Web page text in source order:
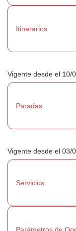
Itinerarios
Vigente desde el 10/
Paradas
Vigente desde el 03/
Servicios